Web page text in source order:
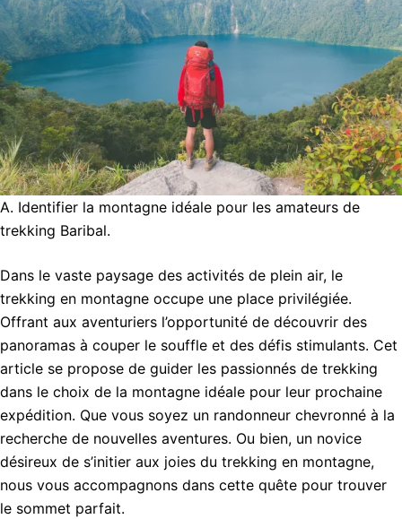
A. Identifier la montagne idéale pour les amateurs de
trekking Baribal.
Dans le vaste paysage des activités de plein air, le
trekking en montagne occupe une place privilégiée.
Offrant aux aventuriers l’opportunité de découvrir des
panoramas à couper le souffle et des défis stimulants. Cet
article se propose de guider les passionnés de trekking
dans le choix de la montagne idéale pour leur prochaine
expédition. Que vous soyez un randonneur chevronné à la
recherche de nouvelles aventures. Ou bien, un novice
désireux de s’initier aux joies du trekking en montagne,
nous vous accompagnons dans cette quête pour trouver
le sommet parfait.